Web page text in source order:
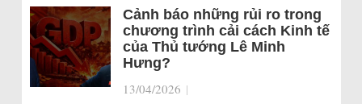
Cảnh báo những rủi ro trong
chương trình cải cách Kinh tế
của Thủ tướng Lê Minh
Hưng?
13/04/2026 |